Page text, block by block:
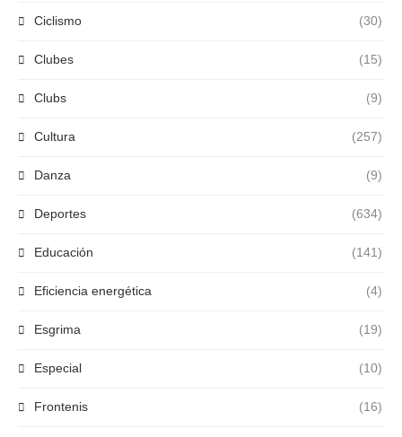
Ciclismo (30)
Clubes (15)
Clubs (9)
Cultura (257)
Danza (9)
Deportes (634)
Educación (141)
Eficiencia energética (4)
Esgrima (19)
Especial (10)
Frontenis (16)